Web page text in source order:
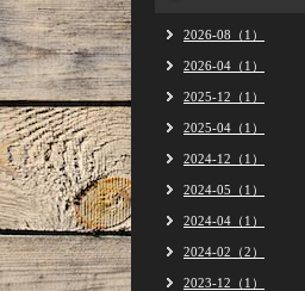
2026-08（1）
2026-04（1）
2025-12（1）
2025-04（1）
2024-12（1）
2024-05（1）
2024-04（1）
2024-02（2）
2023-12（1）